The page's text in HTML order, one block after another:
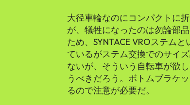
大径車輪なのにコンパクトに
が、犠牲になったのは勿論部
ため、SYNTACE VROステム
ているがステム交換でのサイ
ないが、そういう自転車が欲
うべきだろう。ボトムブラケ
るので注意が必要だ。